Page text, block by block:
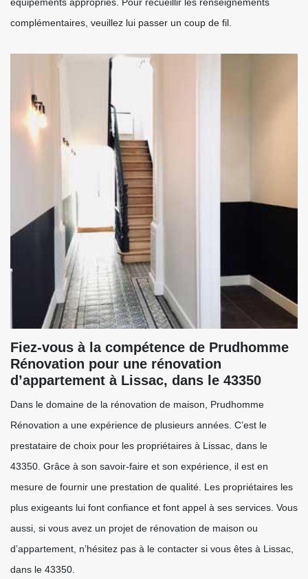
complémentaires, veuillez lui passer un coup de fil.
Fiez-vous à la compétence de Prudhomme
Rénovation pour une rénovation
d’appartement à Lissac, dans le 43350
Dans le domaine de la rénovation de maison, Prudhomme
Rénovation a une expérience de plusieurs années. C’est le
prestataire de choix pour les propriétaires à Lissac, dans le
43350. Grâce à son savoir-faire et son expérience, il est en
mesure de fournir une prestation de qualité. Les propriétaires les
plus exigeants lui font confiance et font appel à ses services. Vous
aussi, si vous avez un projet de rénovation de maison ou
d’appartement, n’hésitez pas à le contacter si vous êtes à Lissac,
dans le 43350.